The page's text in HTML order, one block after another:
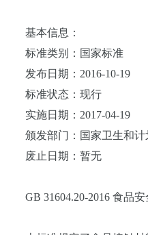
基本信息：
标准类别：国家标准
发布日期：2016-10-19
标准状态：现行
实施日期：2017-04-19
颁发部门：国家卫生和计
废止日期：暂无
GB 31604.20-2016 食品安